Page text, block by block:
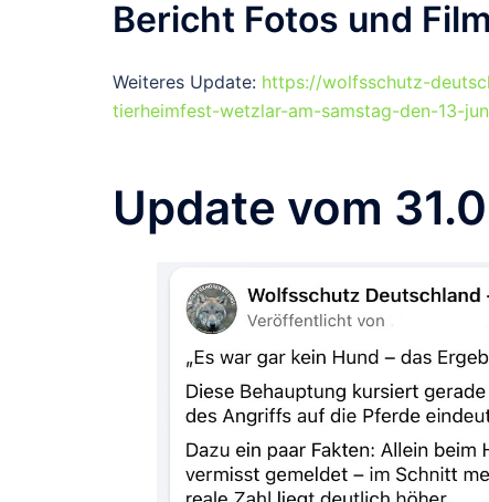
Bericht Fotos und
Weiteres Update: https://wolfsschutz-
tierheimfest-wetzlar-am-samstag-den-13-
Update vom